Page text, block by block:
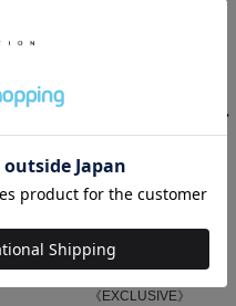
的なデザインは身に纏う女性の
像を表現しています。
商品一覧
ース
ツイスト ワンピー
《EXCLUSIVE》